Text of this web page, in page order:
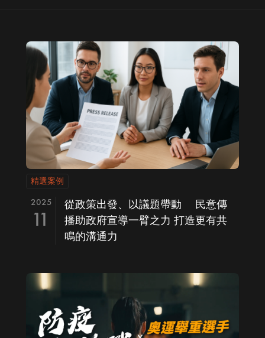
2025
11
從政策出發、以議題帶動 民意傳
播助政府宣導一臂之力 打造更有共
鳴的溝通力
精選案例